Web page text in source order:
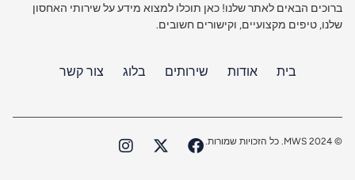
ברוכים הבאים לאתר שלנו! כאן תוכלו למצוא מידע על שירותי האחסון
שלנו, טיפים מקצועיים, וקישורים חשובים.
בית אודות שירותים בלוג צור קשר
© 2024 MWS. כל הזכויות שמורות. F
a
X
-
I
n